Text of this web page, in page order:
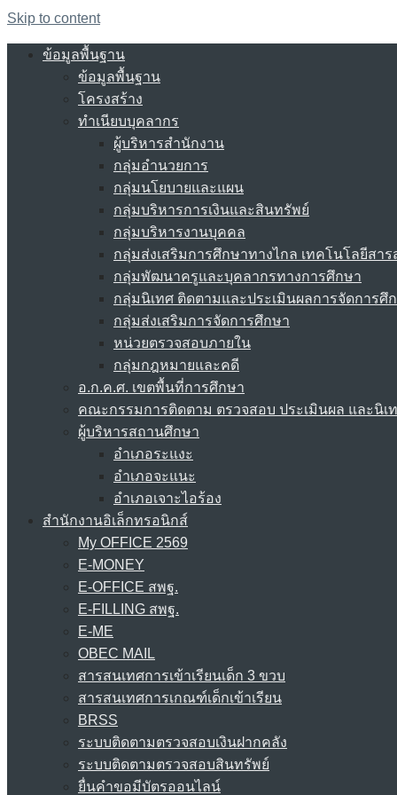
Skip to content
ข้อมูลพื้นฐาน
ข้อมูลพื้นฐาน
โครงสร้าง
ทำเนียบบุคลากร
ผู้บริหารสำนักงาน
กลุ่มอำนวยการ
กลุ่มนโยบายและแผน
กลุ่มบริหารการเงินและสินทรัพย์
กลุ่มบริหารงานบุคคล
กลุ่มส่งเสริมการศึกษาทางไกล เทคโนโลยีสา
กลุ่มพัฒนาครูและบุคลากรทางการศึกษา
กลุ่มนิเทศ ติดตามและประเมินผลการจัดการศึ
กลุ่มส่งเสริมการจัดการศึกษา
หน่วยตรวจสอบภายใน
กลุ่มกฎหมายและคดี
อ.ก.ค.ศ. เขตพื้นที่การศึกษา
คณะกรรมการติดตาม ตรวจสอบ ประเมินผล และนิเ
ผู้บริหารสถานศึกษา
อำเภอระแงะ
อำเภอจะแนะ
อำเภอเจาะไอร้อง
สำนักงานอิเล็กทรอนิกส์
My OFFICE 2569
E-MONEY
E-OFFICE สพฐ.
E-FILLING สพฐ.
E-ME
OBEC MAIL
สารสนเทศการเข้าเรียนเด็ก 3 ขวบ
สารสนเทศการเกณฑ์เด็กเข้าเรียน
BRSS
ระบบติดตามตรวจสอบเงินฝากคลัง
ระบบติดตามตรวจสอบสินทรัพย์
ยื่นคำขอมีบัตรออนไลน์